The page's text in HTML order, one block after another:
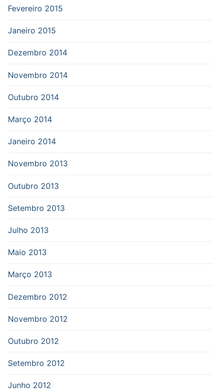
Fevereiro 2015
Janeiro 2015
Dezembro 2014
Novembro 2014
Outubro 2014
Março 2014
Janeiro 2014
Novembro 2013
Outubro 2013
Setembro 2013
Julho 2013
Maio 2013
Março 2013
Dezembro 2012
Novembro 2012
Outubro 2012
Setembro 2012
Junho 2012